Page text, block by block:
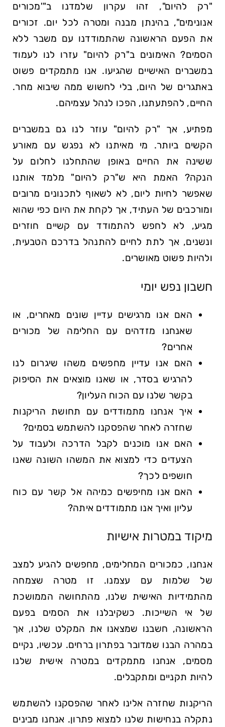
"רק להיום", זהו עקרון שלמדנו ב"'מכורים
אנונימים", בהינתן מבנה ומטרה לכל יום. זכורים
את הפעם הראשונה שהתמודדנו עם משבר ללא
הסמים? האימונים ב"רק להיום" עזרו לנו לעמוד
במשברים האישיים שהגיעו. אנו מתמקדים פשוט
באתגרים של היום, בלי לחשוש ממה שיבוא מחר.
החיים, להפתעתנו, הפכו לנהל עצמיהם.
מפתיע, אך "רק להיום" עוזר לנו גם במשברים
הקשים ביותר. מי מאיתנו לא נפגש עם מאורע
ששינה את החיים באופן שהתחלנו לחלום על
הנקה? האמת היא ש"רק להיום" מלמד אותנו
שאפשר לחיות ליום, לא לשאוף לתכנונים מרובים
ומורכבים של העתיד, אך לקחת את היום כפי שהוא
מגיע, לא לחפש להתמודד עם קשיים חוזרים
ונשנים, אך לתת לחיים להתנהל בדרכם הטבעית,
ולהיות פשוט מאושרים.
חשבון נפש יומי
האם אנו מרגישים עדיין שונים מאחרים, או
שאנחנו מזדהים עם החלימה של מכורים
אחרים?
האם אנו עדיין מחפשים משהו שיגרום לנו
להרגיש בסדר, או שאנו מוצאים את הסיפוק
בקשר שלנו עם הכוח העליון?
איך אנחנו מתמודדים עם תחושת הריקנות
שחזרה לאחר שהפסקנו להשתמש בסמים?
האם אנו מוכנים לקבל הדרכה ולעבוד על
הצעדים כדי למצוא את המשהו השונה שאנו
חושפים לכך?
האם אנו מחיפשים כמיהה אל קשר עם כוח
עליון ואיך אנו מתמודדים איתה?
מיקוד במטרות אישיות
אנחנו, כמכורים המחלימים, מחפשים להגיע למצב
של שלמות עם עצמנו. זו מטרה שצמחה
מהתמידיות האישית שלנו, מהתחושה הממושכת
של אי השייכות. כשקיבלנו את הסמים בפעם
הראשונה, חשבנו שמצאנו את המקלט שלנו, אך
במהרה הבנו שמדובר בפתרון ברחים. עכשיו, נקיים
מסמים, אנחנו מתמקדים במטרה אישית שלנו
להיות תקניים ומתקבלים.
הריקנות שחזרה אלינו לאחר שהפסקנו להשתמש
נתקלה בנחישות שלנו למצוא פתרון. אנחנו מבינים